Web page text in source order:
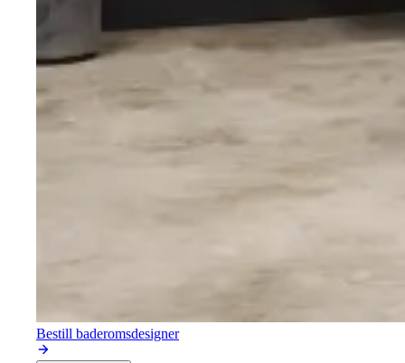
Bestill baderomsdesigner